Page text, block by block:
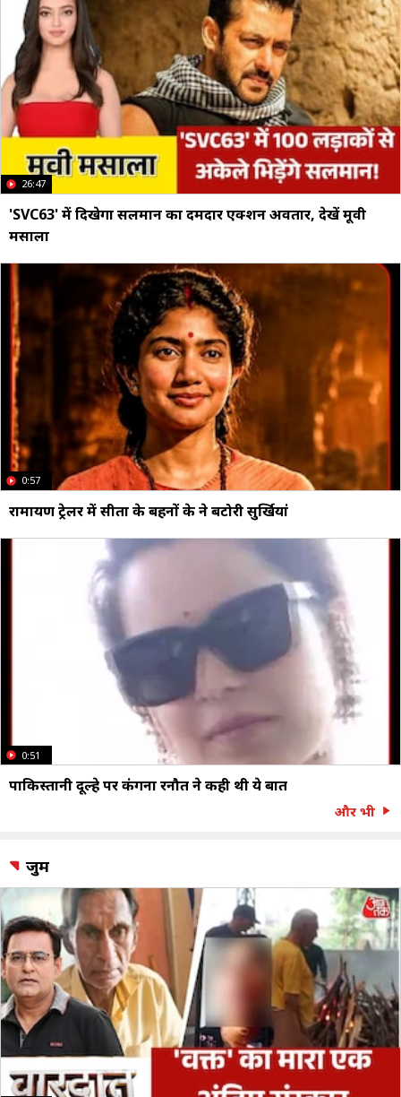
26:47
'SVC63' में दिखेगा सलमान का दमदार एक्शन अवतार, देखें मूवी
मसाला
0:57
रामायण ट्रेलर में सीता के बहनों के ने बटोरी सुर्खियां
0:51
पाकिस्तानी दूल्हे पर कंगना रनौत ने कही थी ये बात
और भी
जुर्म